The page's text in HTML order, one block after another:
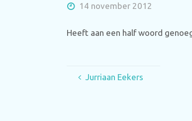
14 november 2012
Heeft aan een half woord
Jurriaan Eekers